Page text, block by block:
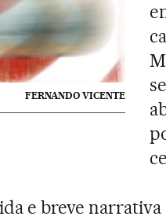
FERNANDO VICENTE
e breve